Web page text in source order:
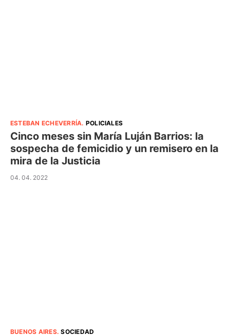
ESTEBAN ECHEVERRÍA. POLICIALES
Cinco meses sin María Luján Barrios: la
sospecha de femicidio y un remisero en la
mira de la Justicia
04. 04. 2022
BUENOS AIRES.SOCIEDAD